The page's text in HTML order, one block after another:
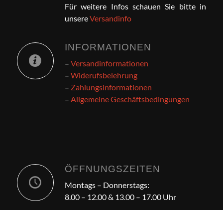
Für weitere Infos schauen Sie bitte in
unsereVersandinfo
INFORMATIONEN
– Versandinformationen
– Widerufsbelehrung
– Zahlungsinformationen
– Allgemeine Geschäftsbedingungen
ÖFFNUNGSZEITEN
Montags – Donnerstags:
8.00 – 12.00 & 13.00 – 17.00 Uhr